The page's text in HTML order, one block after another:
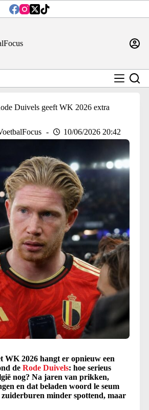
Duivels geeft WK 2026 extra
10/06/2026 20:42
WK 2026 hangt er opnieuw een
de Rode Duivels: hoe serieus
nog? Na jaren van prikken,
en dat beladen woord le seum
minder spottend, maar